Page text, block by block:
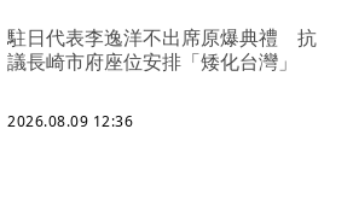
駐日代表李逸洋不出席原爆典禮 抗
議長崎市府座位安排「矮化台灣」
2026.08.09 12:36